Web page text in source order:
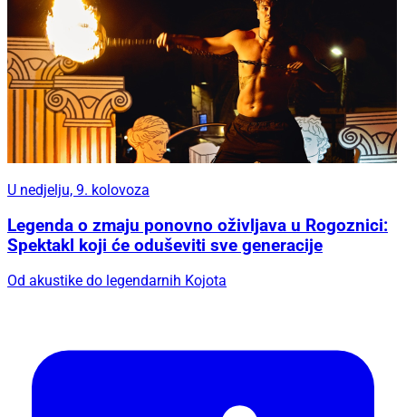
U nedjelju, 9. kolovoza
Legenda o zmaju ponovno oživljava u Rogoznici:
Spektakl koji će oduševiti sve generacije
Od akustike do legendarnih Kojota